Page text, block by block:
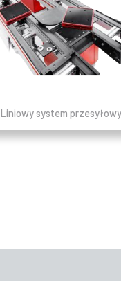
Liniowy system przesyłowy